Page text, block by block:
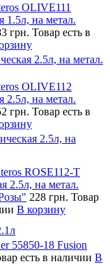
OLIVE111
1.5л, на метал.
грн. Товар есть в
2.5л, на метал.
OLIVE112
2.5л, на метал.
грн. Товар есть в
2.5л, на
ROSE112-T
2.5л, на метал.
228 грн. Товар
В корзину
55850-18 Fusion
есть в наличии В